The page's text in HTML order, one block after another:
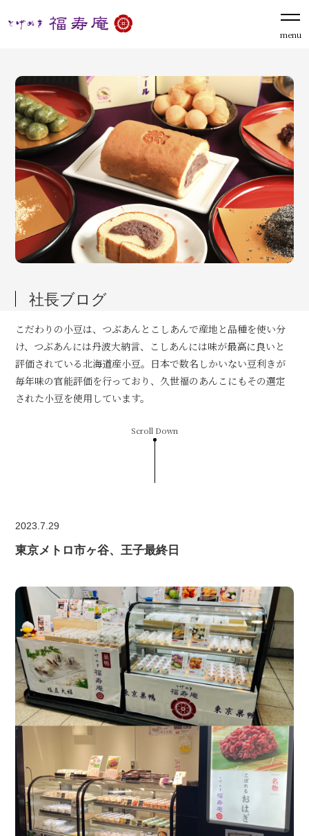
menu
社長ブログ
こだわりの小豆は、つぶあんとこしあんで産地と品種を使い分
け、つぶあんには丹波大納言、こしあんには味が最高に良いと
評価されている北海道産小豆。日本で数名しかいない豆利きが
毎年味の官能評価を行っており、久世福のあんこにもその選定
された小豆を使用しています。
Scroll Down
2023.7.29
東京メトロ市ヶ谷、王子最終日